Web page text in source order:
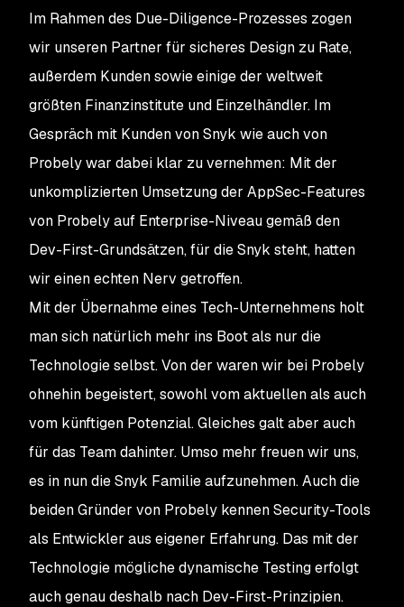
Im Rahmen des Due-Diligence-Prozesses zogen
wir unseren Partner für sicheres Design zu Rate,
außerdem Kunden sowie einige der weltweit
größten Finanzinstitute und Einzelhändler. Im
Gespräch mit Kunden von Snyk wie auch von
Probely war dabei klar zu vernehmen: Mit der
unkomplizierten Umsetzung der AppSec-Features
von Probely auf Enterprise-Niveau gemäß den
Dev-First-Grundsätzen, für die Snyk steht, hatten
wir einen echten Nerv getroffen.
Mit der Übernahme eines Tech-Unternehmens holt
man sich natürlich mehr ins Boot als nur die
Technologie selbst. Von der waren wir bei Probely
ohnehin begeistert, sowohl vom aktuellen als auch
vom künftigen Potenzial. Gleiches galt aber auch
für das Team dahinter. Umso mehr freuen wir uns,
es in nun die Snyk Familie aufzunehmen. Auch die
beiden Gründer von Probely kennen Security-Tools
als Entwickler aus eigener Erfahrung. Das mit der
Technologie mögliche dynamische Testing erfolgt
auch genau deshalb nach Dev-First-Prinzipien.